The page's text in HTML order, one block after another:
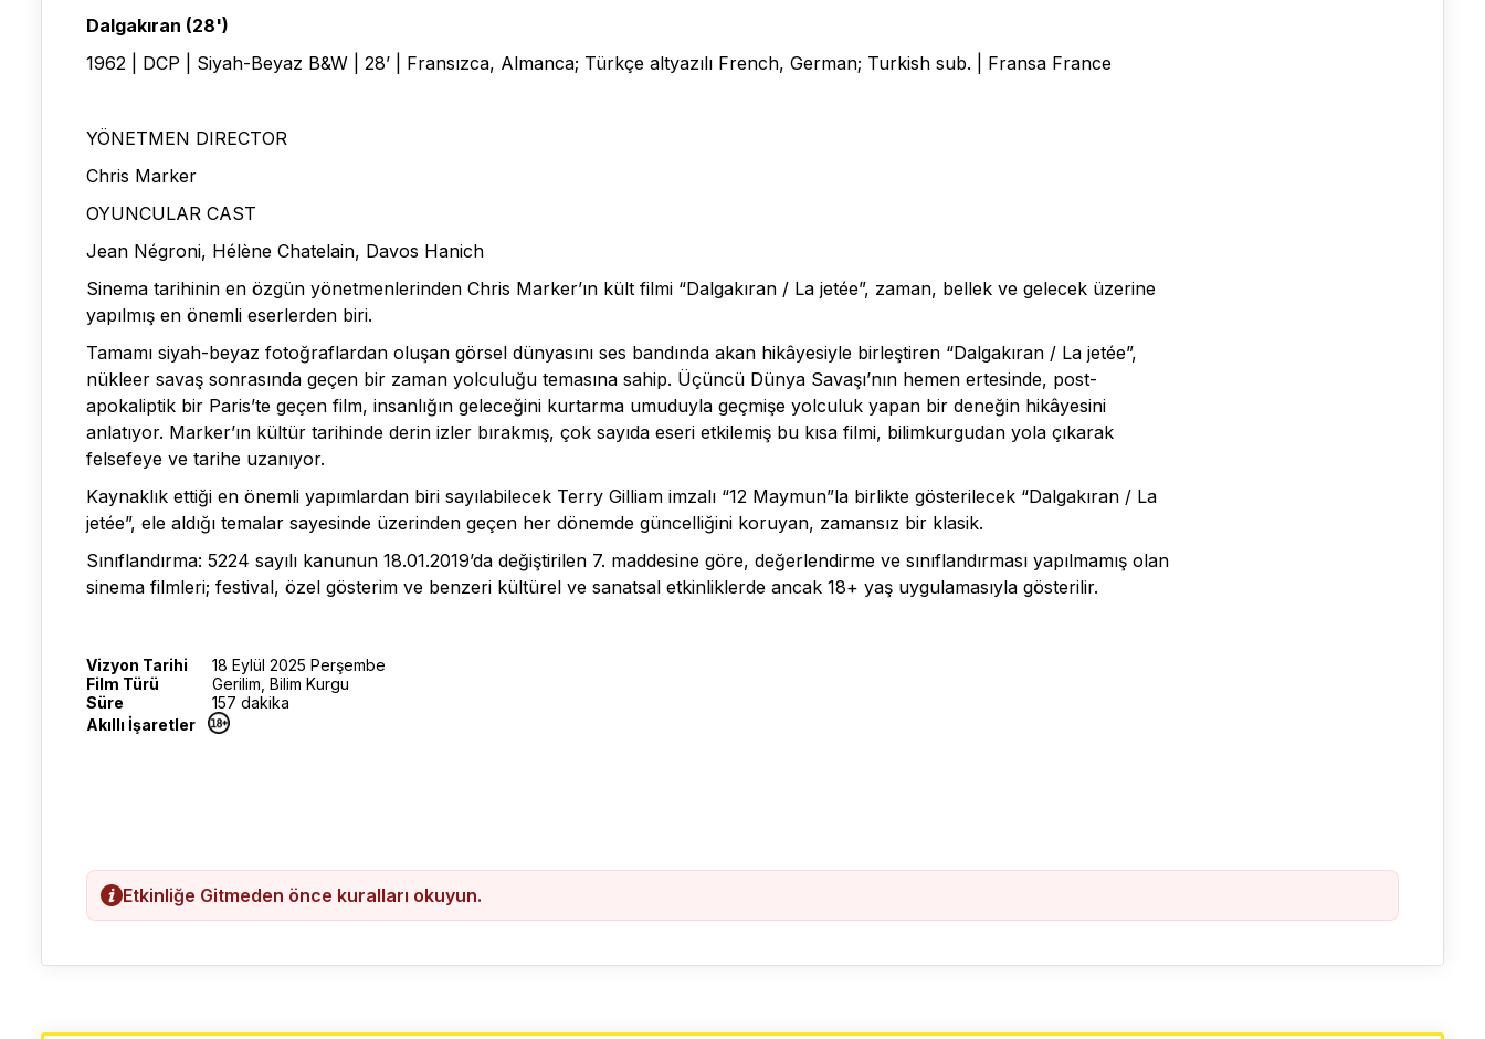
Dalgakıran (28')
1962 | DCP | Siyah-Beyaz B&W | 28’ | Fransızca, Almanca; Türkçe altyazılı French, German; Turkish sub. | Fransa France
YÖNETMEN DIRECTOR
Chris Marker
OYUNCULAR CAST
Jean Négroni, Hélène Chatelain, Davos Hanich
Sinema tarihinin en özgün yönetmenlerinden Chris Marker’ın kült filmi “Dalgakıran / La jetée”, zaman, bellek ve gelecek üzerine
yapılmış en önemli eserlerden biri.
Tamamı siyah-beyaz fotoğraflardan oluşan görsel dünyasını ses bandında akan hikâyesiyle birleştiren “Dalgakıran / La jetée”,
nükleer savaş sonrasında geçen bir zaman yolculuğu temasına sahip. Üçüncü Dünya Savaşı’nın hemen ertesinde, post-
apokaliptik bir Paris’te geçen film, insanlığın geleceğini kurtarma umuduyla geçmişe yolculuk yapan bir deneğin hikâyesini
anlatıyor. Marker’ın kültür tarihinde derin izler bırakmış, çok sayıda eseri etkilemiş bu kısa filmi, bilimkurgudan yola çıkarak
felsefeye ve tarihe uzanıyor.
Kaynaklık ettiği en önemli yapımlardan biri sayılabilecek Terry Gilliam imzalı “12 Maymun”la birlikte gösterilecek “Dalgakıran / La
jetée”, ele aldığı temalar sayesinde üzerinden geçen her dönemde güncelliğini koruyan, zamansız bir klasik.
Sınıflandırma: 5224 sayılı kanunun 18.01.2019’da değiştirilen 7. maddesine göre, değerlendirme ve sınıflandırması yapılmamış olan
sinema filmleri; festival, özel gösterim ve benzeri kültürel ve sanatsal etkinliklerde ancak 18+ yaş uygulamasıyla gösterilir.
Vizyon Tarihi
18 Eylül 2025 Perşembe
Film Türü
Gerilim, Bilim Kurgu
Süre
157 dakika
Akıllı İşaretler
Etkinliğe Gitmeden önce kuralları okuyun.